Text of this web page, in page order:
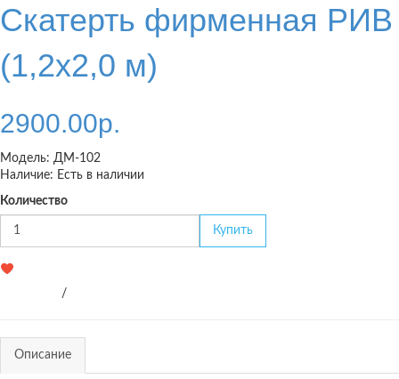
Скатерть фирменная РИВ
(1,2х2,0 м)
2900.00р.
Модель: ДМ-102
Наличие: Есть в наличии
Количество
Купить
/
Описание